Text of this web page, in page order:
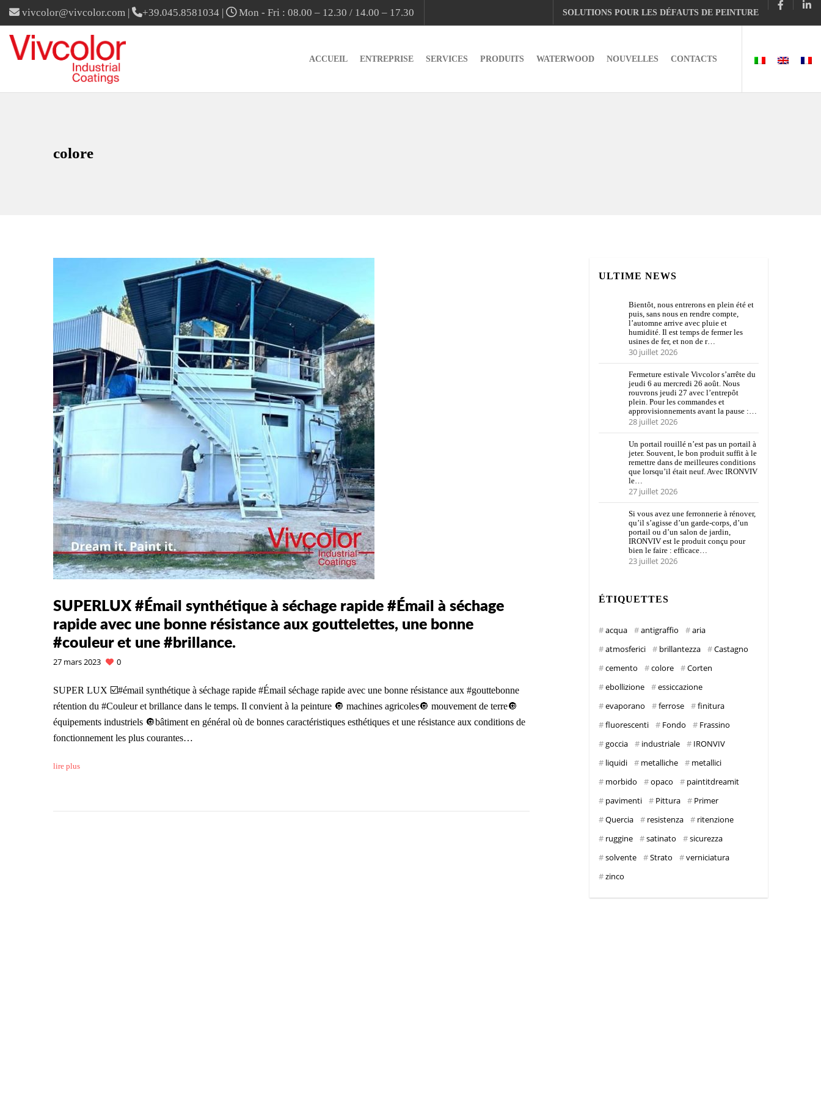
vivcolor@vivcolor.com | +39.045.8581034 | Mon - Fri : 08.00 – 12.30 / 14.00 – 17.30 SOLUTIONS POUR LES DÉFAUTS DE PEINTURE
ACCUEIL ENTREPRISE SERVICES PRODUITS WATERWOOD NOUVELLES CONTACTS
colore
SUPERLUX #Émail synthétique à séchage rapide #Émail à séchage
rapide avec une bonne résistance aux gouttelettes, une bonne
#couleur et une #brillance.
27 mars 2023 0
SUPER LUX ☑️#émail synthétique à séchage rapide #Émail séchage rapide avec une bonne résistance aux #gouttebonne
rétention du #Couleur et brillance dans le temps. Il convient à la peinture 🔘 machines agricoles🔘 mouvement de terre🔘
équipements industriels 🔘bâtiment en général où de bonnes caractéristiques esthétiques et une résistance aux conditions de
fonctionnement les plus courantes…
lire plus
ULTIME NEWS
Bientôt, nous entrerons en plein été et
puis, sans nous en rendre compte,
l’automne arrive avec pluie et
humidité. Il est temps de fermer les
usines de fer, et non de r…
30 juillet 2026
Fermeture estivale Vivcolor s’arrête du
jeudi 6 au mercredi 26 août. Nous
rouvrons jeudi 27 avec l’entrepôt
plein. Pour les commandes et
approvisionnements avant la pause :…
28 juillet 2026
Un portail rouillé n’est pas un portail à
jeter. Souvent, le bon produit suffit à le
remettre dans de meilleures conditions
que lorsqu’il était neuf. Avec IRONVIV
le…
27 juillet 2026
Si vous avez une ferronnerie à rénover,
qu’il s’agisse d’un garde-corps, d’un
portail ou d’un salon de jardin,
IRONVIV est le produit conçu pour
bien le faire : efficace…
23 juillet 2026
ÉTIQUETTES
acqua antigraffio
aria
atmosferici
brillantezza
Castagno
cemento
colore
Corten
ebollizione
essiccazione
evaporano
ferrose
finitura
fluorescenti
Fondo
Frassino
goccia
industriale
IRONVIV
liquidi
metalliche
metallici
morbido
opaco
paintitdreamit
pavimenti
Pittura
Primer
Quercia
resistenza
ritenzione
ruggine
satinato
sicurezza
solvente
Strato
verniciatura
zinco